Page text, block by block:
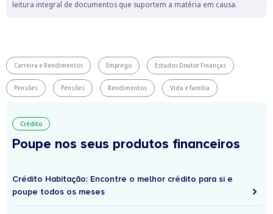
leitura integral de documentos que suportem a matéria em causa.
Carreira e Rendimentos Emprego Estudos Doutor Finanças
Pensões Pensões Rendimentos Vida e família
Crédito
Poupe nos seus produtos financeiros
Crédito Habitação: Encontre o melhor crédito para si e
poupe todos os meses